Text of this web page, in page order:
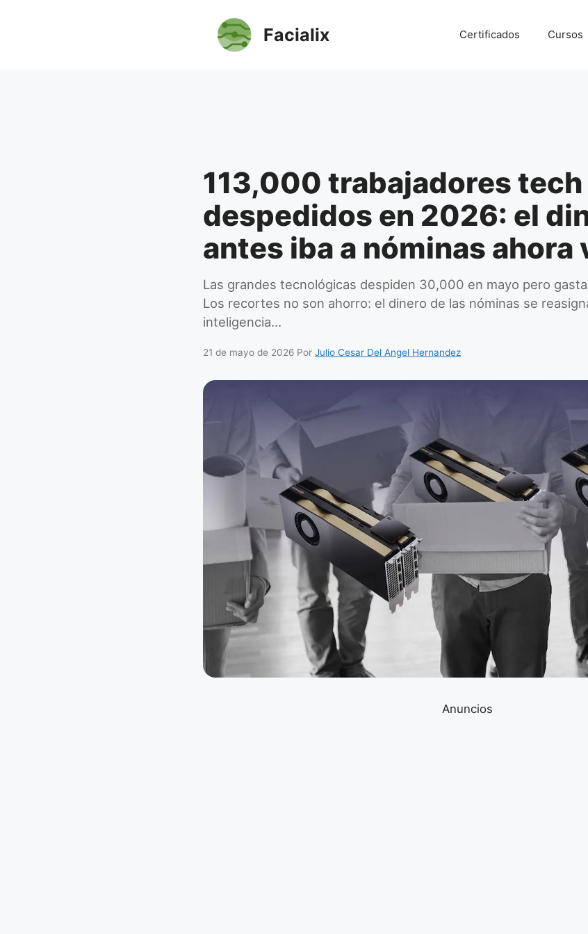
Facialix Certificados Cursos
113,000 trabajadores tech
despedidos en 2026: el
antes iba a nóminas ahora
Las grandes tecnológicas despiden 30,000 en mayo pero
Los recortes no son ahorro: el dinero de las nóminas se
inteligencia…
21 de mayo de 2026 Por Julio Cesar Del Angel Hernandez
Anuncios